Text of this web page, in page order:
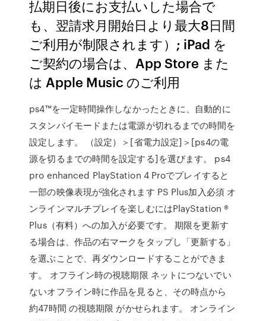
払期日後にお支払いした場合で
も、翌請求月開始日より最大8日間
ご利用が制限されます）; iPad を
ご契約の場合は、App Store また
は Apple Music のご利用
ps4™を一定時間操作しなかったときに、自動的に
スタンバイモードまたは電源が切れるまでの時間を
設定します。 （設定）＞[省電力設定]＞[ps4の電
源を切るまでの時間を設定する]を選びます。 ps4
pro enhanced PlayStation 4 Proでプレイすると
一部の映像表現が強化されます PS Plus加入必須 オ
ンラインマルチプレイを楽しむにはPlayStation ®
Plus（有料）への加入が必要です。 期限を更新す
る場合は、作品の右マークをタップし「更新する」
を選ぶことで、再ダウンロードすることができま
す。 オフライン時の視聴期限 ネットにつないでい
ないオフライン時に作品を見ると、その時点から
約47時間 の視聴期限 がかせられます。 オンライン